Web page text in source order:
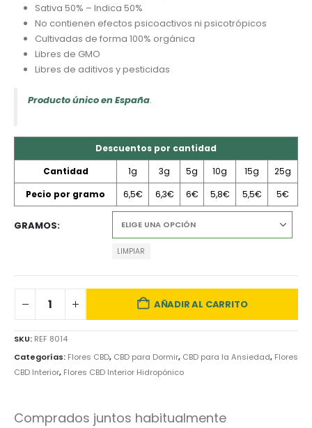
Sativa 50% – Indica 50%
No contienen efectos psicoactivos ni psicotrópicos
Cultivadas de forma 100% orgánica
Libres de GMO
Libres de aditivos y pesticidas
Producto único en España.
Descuentos por cantidad
Cantidad
1g 3g 5g 10g 15g
25g
Pecio por gramo
6,5€ 6,3€ 6€ 5,8€ 5,5€ 5€
GRAMOS
LIMPIAR
AÑADIR AL CARRITO
SKU: REF 8014
Categorías: Flores CBD, CBD para Dormir, CBD para la Ansiedad, Flores
CBD Interior, Flores CBD Interior Hidropónico
Comprados juntos habitualmente